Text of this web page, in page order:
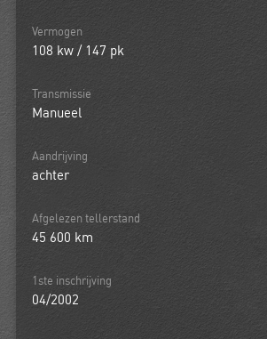
Vermogen
108 kw / 147 pk
Transmissie
Manueel
Aandrijving
achter
Afgelezen tellerstand
45 600 km
1ste inschrijving
04/2002